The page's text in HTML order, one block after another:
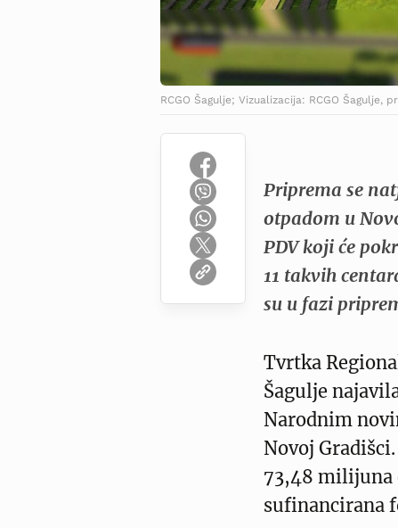
RCGO Šagulje; Vizualizacija: RCGO Šagulje,
Priprema se
otpadom u
PDV koji će
11 takvih
su u fazi
Tvrtka
Šagulje
Narodnim
Novoj
73,48 milijuna
sufinancirana